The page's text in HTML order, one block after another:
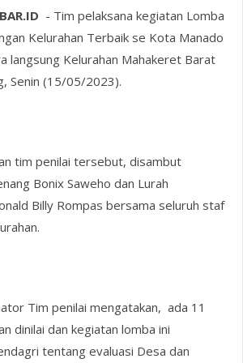
- Tim pelaksana kegiatan Lomba
Kelurahan Terbaik se Kota Manado
langsung Kelurahan Mahakeret Barat
Senin (15/05/2023).
tim penilai tersebut, disambut
Bonix Saweho dan Lurah
Billy Rompas bersama seluruh staf
Tim penilai mengatakan, ada 11
dinilai dan kegiatan lomba ini
tentang evaluasi Desa dan